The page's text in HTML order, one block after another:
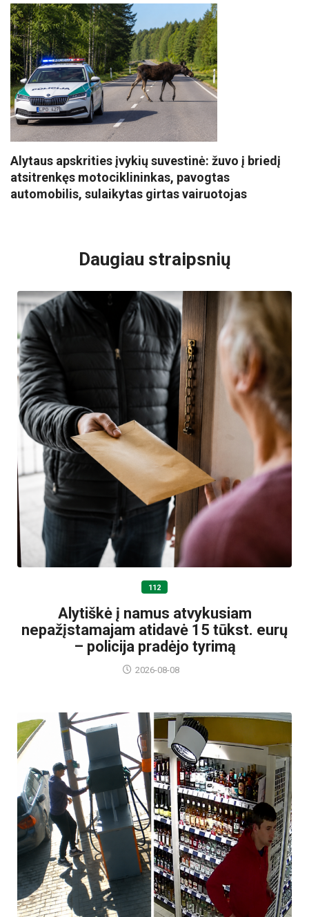
Alytaus apskrities įvykių suvestinė: žuvo į briedį
atsitrenkęs motociklininkas, pavogtas
automobilis, sulaikytas girtas vairuotojas
Daugiau straipsnių
112
Alytiškė į namus atvykusiam
nepažįstamajam atidavė 15 tūkst. eurų
– policija pradėjo tyrimą
2026-08-08